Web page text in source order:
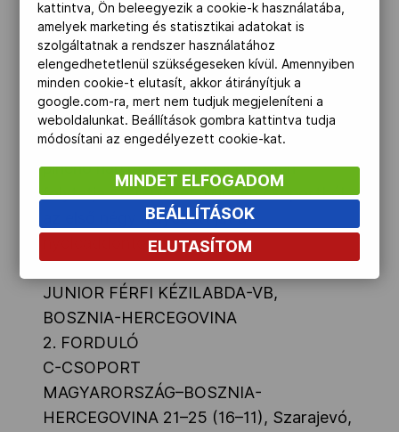
egyikből sem lett gól.
A mieink az utolsó negyedórában sem
találtak vissza első félidei formájukhoz,
így második fellépésük után is pont nélkül
állnak. Gyurka János együttese a keddi
pihenő nap után a Kongói DK ellen
folytatja szereplését. Minden csoportból
az első négy helyezett jut a
nyolcaddöntőbe.
JUNIOR FÉRFI KÉZILABDA-VB,
BOSZNIA-HERCEGOVINA
2. FORDULÓ
C-CSOPORT
MAGYARORSZÁG–BOSZNIA-
HERCEGOVINA 21–25 (16–11), Szarajevó,
kattintva, Ön beleegyezik a cookie-k használatába,
amelyek marketing és statisztikai adatokat is
szolgáltatnak a rendszer használatához
elengedhetetlenül szükségeseken kívül. Amennyiben
minden cookie-t elutasít, akkor átirányítjuk a
google.com-ra, mert nem tudjuk megjeleníteni a
weboldalunkat. Beállítások gombra kattintva tudja
módosítani az engedélyezett cookie-kat.
MINDET ELFOGADOM
BEÁLLÍTÁSOK
ELUTASÍTOM